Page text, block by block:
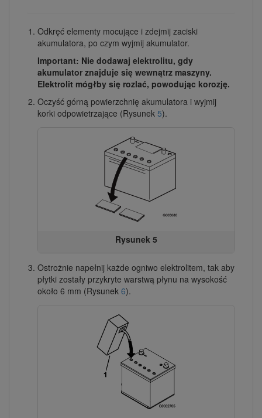
Odkręć elementy mocujące i zdejmij zaciski
akumulatora, po czym wyjmij akumulator.
Important: Nie dodawaj elektrolitu, gdy
akumulator znajduje się wewnątrz maszyny.
Elektrolit mógłby się rozlać, powodując korozję.
Oczyść górną powierzchnię akumulatora i wyjmij
korki odpowietrzające (Rysunek 5).
Rysunek 5
Ostrożnie napełnij każde ogniwo elektrolitem, tak aby
płytki zostały przykryte warstwą płynu na wysokość
około 6 mm (Rysunek 6).